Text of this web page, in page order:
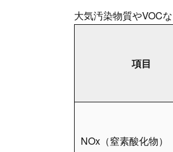
大気汚染物質やVOC
項目
NOx（窒素酸化物）